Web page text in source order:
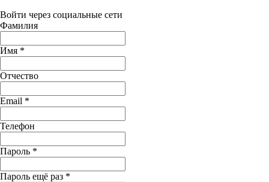
Войти через социальные сети
Фамилия
Имя *
Отчество
Email *
Телефон
Пароль *
Пароль ещё раз *